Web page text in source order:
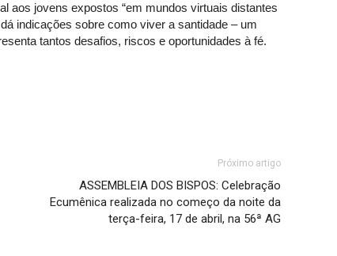
aos jovens expostos “em mundos virtuais distantes
indicações sobre como viver a santidade – um
tantos desafios, riscos e oportunidades à fé.
Próximo artigo
ASSEMBLEIA DOS BISPOS: Celebração
Ecumênica realizada no começo da noite da
terça-feira, 17 de abril, na 56ª AG